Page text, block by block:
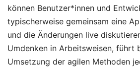
können Benutzer*innen und
typischerweise gemeinsam eine
und die Änderungen live
Umdenken in Arbeitsweisen, führt
Umsetzung der agilen Methoden